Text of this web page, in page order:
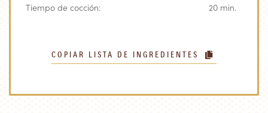
Tiempo de cocción: 20 min.
COPIAR LISTA DE INGREDIENTES